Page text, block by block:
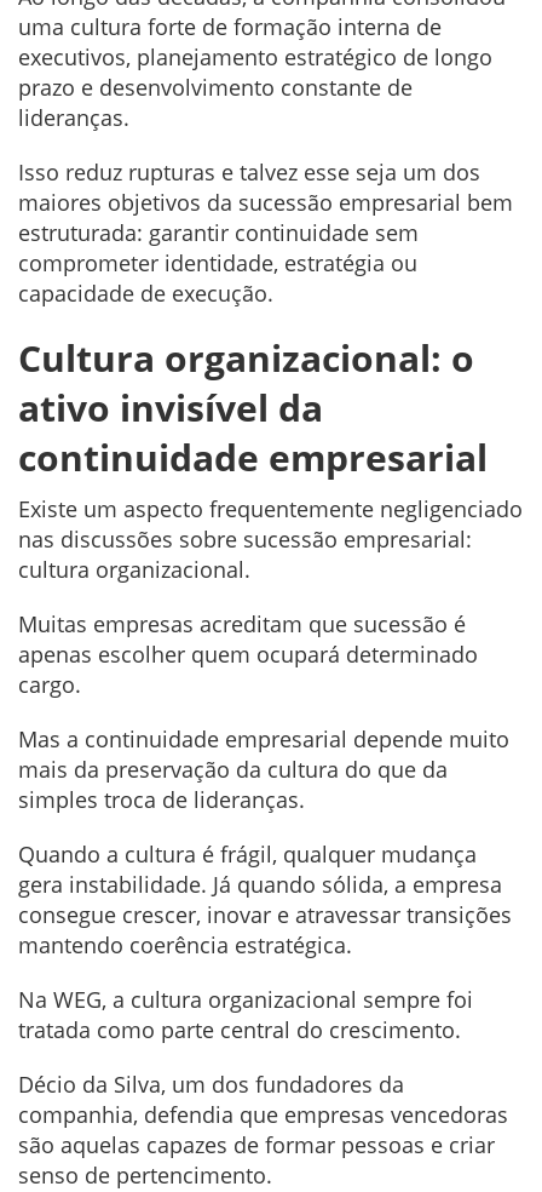
uma cultura forte de formação interna de
executivos, planejamento estratégico de longo
prazo e desenvolvimento constante de
lideranças.
Isso reduz rupturas e talvez esse seja um dos
maiores objetivos da sucessão empresarial bem
estruturada: garantir continuidade sem
comprometer identidade, estratégia ou
capacidade de execução.
Cultura organizacional: o
ativo invisível da
continuidade empresarial
Existe um aspecto frequentemente negligenciado
nas discussões sobre sucessão empresarial:
cultura organizacional.
Muitas empresas acreditam que sucessão é
apenas escolher quem ocupará determinado
cargo.
Mas a continuidade empresarial depende muito
mais da preservação da cultura do que da
simples troca de lideranças.
Quando a cultura é frágil, qualquer mudança
gera instabilidade. Já quando sólida, a empresa
consegue crescer, inovar e atravessar transições
mantendo coerência estratégica.
Na WEG, a cultura organizacional sempre foi
tratada como parte central do crescimento.
Décio da Silva, um dos fundadores da
companhia, defendia que empresas vencedoras
são aquelas capazes de formar pessoas e criar
senso de pertencimento.